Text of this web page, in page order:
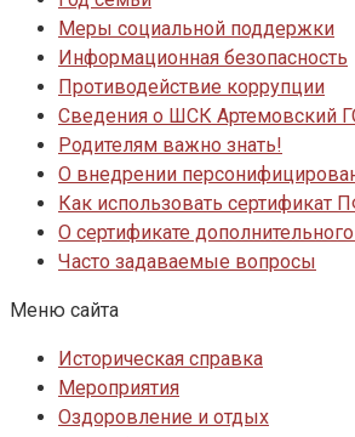
Меры социальной поддержки
Информационная безопасность
Противодействие коррупции
Сведения о ШСК Артемовский
Родителям важно знать!
О внедрении
Как использовать сертификат
О сертификате
Часто задаваемые вопросы
Меню сайта
Историческая справка
Мероприятия
Оздоровление и отдых